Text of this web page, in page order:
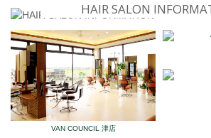
HAIR SALON
VAN COUNCIL 津店